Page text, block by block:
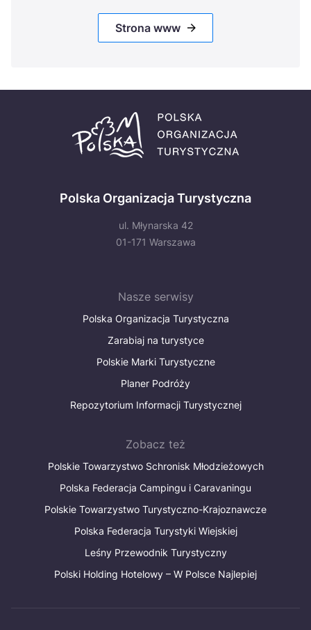
Strona www
Polska Organizacja Turystyczna
ul. Młynarska 42
01-171 Warszawa
Nasze serwisy
Polska Organizacja Turystyczna
Zarabiaj na turystyce
Polskie Marki Turystyczne
Planer Podróży
Repozytorium Informacji Turystycznej
Zobacz też
Polskie Towarzystwo Schronisk Młodzieżowych
Polska Federacja Campingu i Caravaningu
Polskie Towarzystwo Turystyczno-Krajoznawcze
Polska Federacja Turystyki Wiejskiej
Leśny Przewodnik Turystyczny
Polski Holding Hotelowy – W Polsce Najlepiej